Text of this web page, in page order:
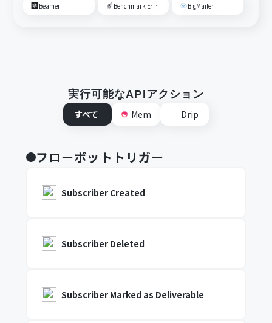
Beamer Benchmark Email BigMailer
実行可能なAPIアクション
すべて
Mem Drip
フローボットトリガー
Subscriber Created
Subscriber Deleted
Subscriber Marked as Deliverable